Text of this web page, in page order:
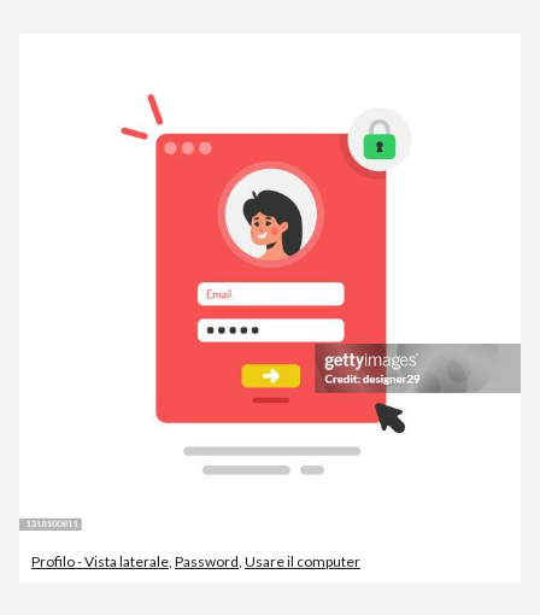
Profilo - Vista laterale, Password, Usare il computer